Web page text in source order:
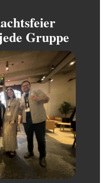
Gruppe